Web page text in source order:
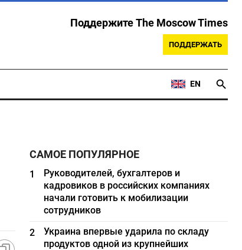
Поддержите The Moscow Times
ПОДДЕРЖАТЬ
EN
САМОЕ ПОПУЛЯРНОЕ
1
Руководителей, бухгалтеров и
кадровиков в российских компаниях
начали готовить к мобилизации
сотрудников
2
Украина впервые ударила по складу
продуктов одной из крупнейших